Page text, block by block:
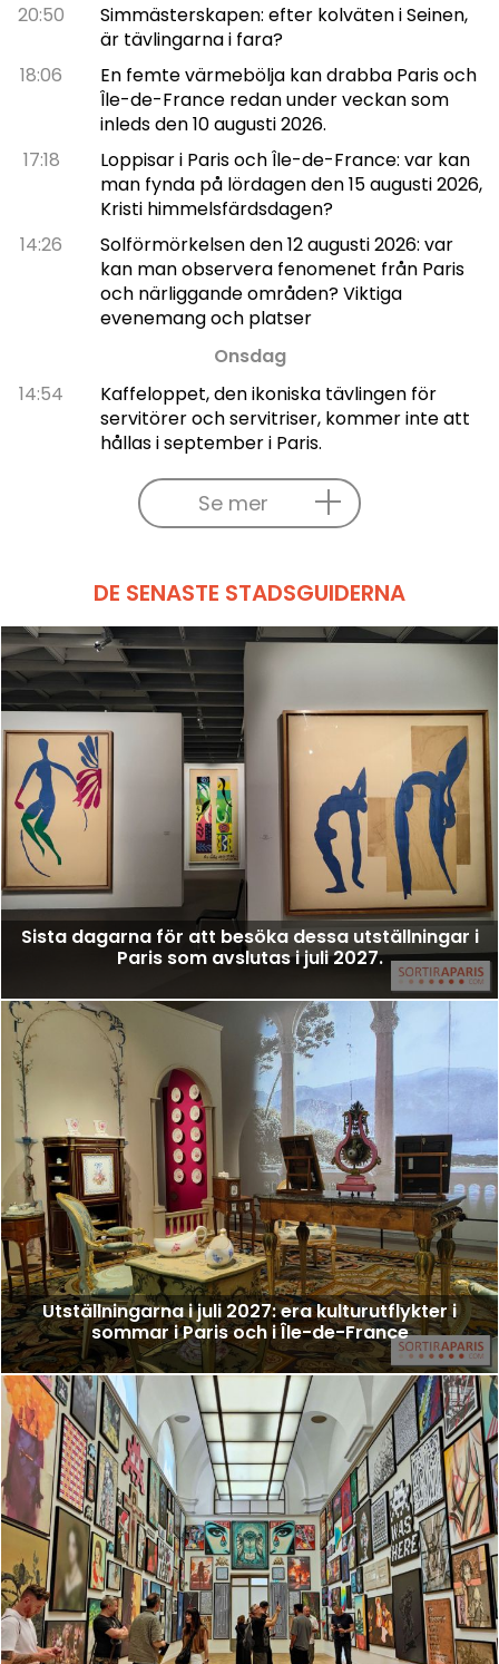
20:50
Simmästerskapen: efter kolväten i Seinen,
är tävlingarna i fara?
18:06
En femte värmebölja kan drabba Paris och
Île-de-France redan under veckan som
inleds den 10 augusti 2026.
17:18
Loppisar i Paris och Île-de-France: var kan
man fynda på lördagen den 15 augusti 2026,
Kristi himmelsfärdsdagen?
14:26
Solförmörkelsen den 12 augusti 2026: var
kan man observera fenomenet från Paris
och närliggande områden? Viktiga
evenemang och platser
Onsdag
14:54
Kaffeloppet, den ikoniska tävlingen för
servitörer och servitriser, kommer inte att
hållas i september i Paris.
Se mer
DE SENASTE STADSGUIDERNA
Sista dagarna för att besöka dessa utställningar i
Paris som avslutas i juli 2027.
Utställningarna i juli 2027: era kulturutflykter i
sommar i Paris och i Île-de-France